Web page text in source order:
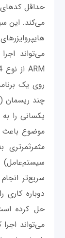
حداقل کدهای
می‌تواند
روی یک
یکسانی را
موضوع باعث
مثمرثمرتری
سریع‌تر
دوباره کاری
می‌تواند